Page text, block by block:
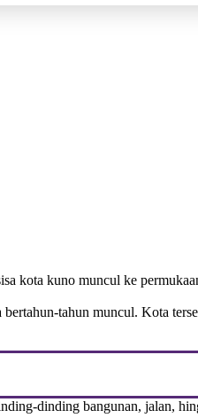
kota kuno muncul ke
tahun muncul. Kota
dinding bangunan, jalan,